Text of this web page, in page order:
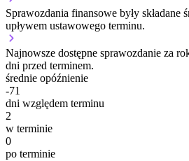
Sprawozdania finansowe były składane
upływem ustawowego terminu.
Najnowsze dostępne sprawozdanie za
dni przed terminem.
średnie opóźnienie
-71
dni względem terminu
2
w terminie
0
po terminie